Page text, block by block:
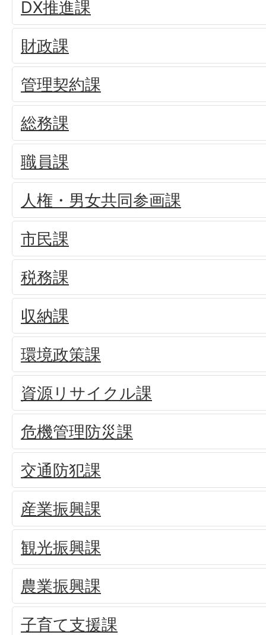
DX推進課
財政課
管理契約課
総務課
職員課
人権・男女共同参画課
市民課
税務課
収納課
環境政策課
資源リサイクル課
危機管理防災課
交通防犯課
産業振興課
観光振興課
農業振興課
子育て支援課